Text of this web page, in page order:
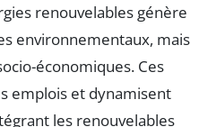
renouvelables génère
environnementaux, mais
économiques. Ces
emplois et dynamisent
les renouvelables